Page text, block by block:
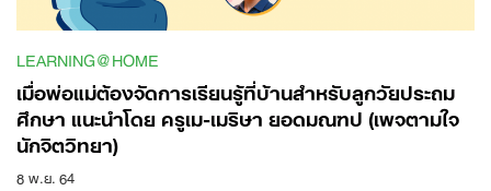
LEARNING@HOME
เมื่อพ่อแม่ต้องจัดการเรียนรู้ที่บ้านสำหรับลูกวัยประถม
ศึกษา แนะนำโดย ครูเม-เมริษา ยอดมณฑป (เพจตามใจ
นักจิตวิทยา)
8 พ.ย. 64